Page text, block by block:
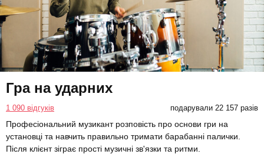
Гра на ударних
1 090 відгуків подарували 22 157 разів
Професіональний музикант розповість про основи гри на
установці та навчить правильно тримати барабанні палички.
Після клієнт зіграє прості музичні зв'язки та ритми.